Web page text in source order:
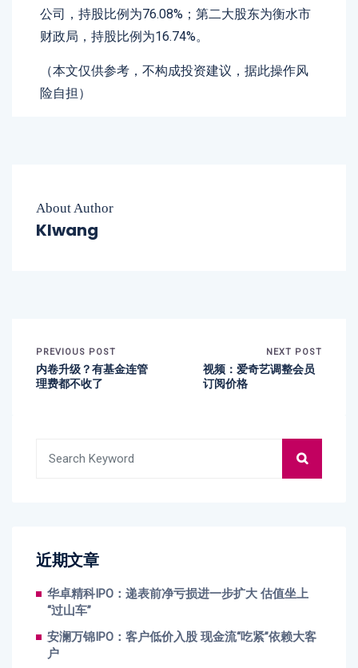
公司，持股比例为76.08%；第二大股东为衡水市
财政局，持股比例为16.74%。
（本文仅供参考，不构成投资建议，据此操作风
险自担）
About Author
Klwang
PREVIOUS POST
内卷升级？有基金连管
理费都不收了
NEXT POST
视频：爱奇艺调整会员
订阅价格
近期文章
华卓精科IPO：递表前净亏损进一步扩大 估值坐上
“过山车”
安澜万锦IPO：客户低价入股 现金流“吃紧”依赖大客
户